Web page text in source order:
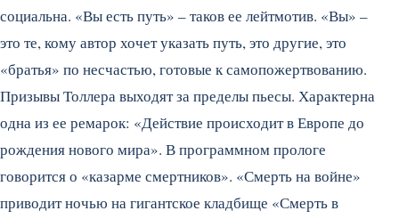
социальна. «Вы есть путь» – таков ее лейтмотив. «Вы» –
это те, кому автор хочет указать путь, это другие, это
«братья» по несчастью, готовые к самопожертвованию.
Призывы Толлера выходят за пределы пьесы. Характерна
одна из ее ремарок: «Действие происходит в Европе до
рождения нового мира». В программном прологе
говорится о «казарме смертников». «Смерть на войне»
приводит ночью на гигантское кладбище «Смерть в